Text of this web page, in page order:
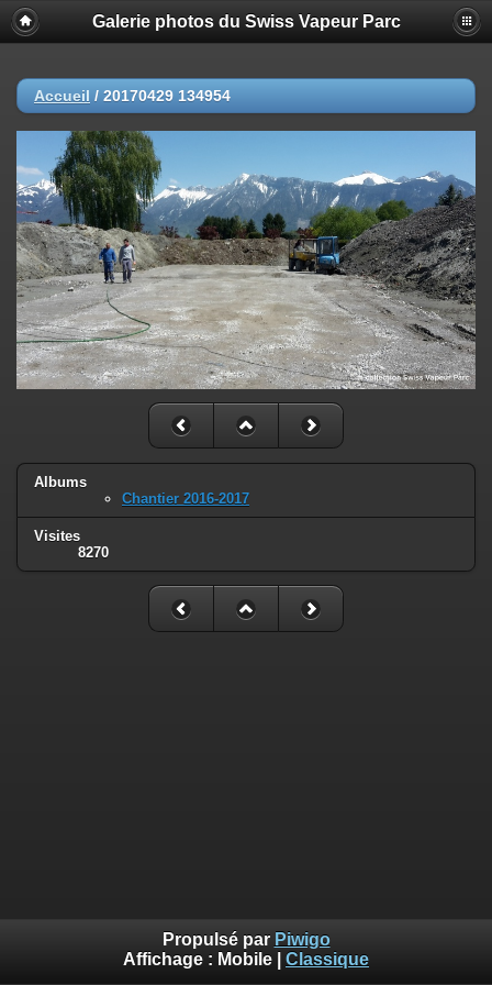
Galerie photos du Swiss Vapeur Parc
Accueil / 20170429 134954
Albums
Chantier 2016-2017
Visites
8270
Propulsé par Piwigo
Affichage : Mobile Classique